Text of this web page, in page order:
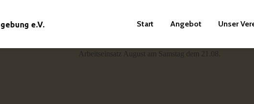
Start Angebot Unser